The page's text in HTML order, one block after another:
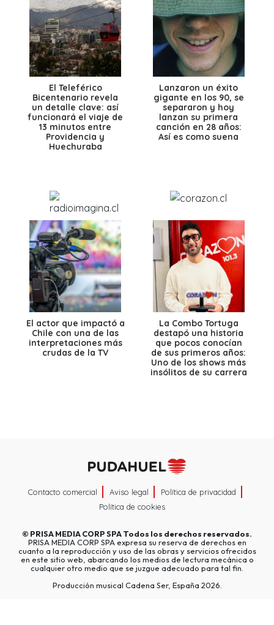
El Teleférico
Bicentenario revela
un detalle clave: así
funcionará el viaje de
13 minutos entre
Providencia y
Huechuraba
Lanzaron un éxito
gigante en los 90, se
separaron y hoy
lanzan su primera
canción en 28 años:
Así es como suena
El actor que impactó a
Chile con una de las
interpretaciones más
crudas de la TV
La Combo Tortuga
destapó una historia
que pocos conocían
de sus primeros años:
Uno de los shows más
insólitos de su carrera
Contacto comercial Aviso legal
Política de privacidad
Política de cookies
© PRISA MEDIA CORP SPATodos los derechos reservados.
PRISA MEDIA CORP SPA expresa su reserva de derechos en
cuanto a la reproducción y uso de las obras y servicios ofrecidos
en este sitio web, abarcando los medios de lectura mecánica o
cualquier otro medio que se juzgue adecuado para tal fin.
Producción musical Cadena Ser, España 2026.